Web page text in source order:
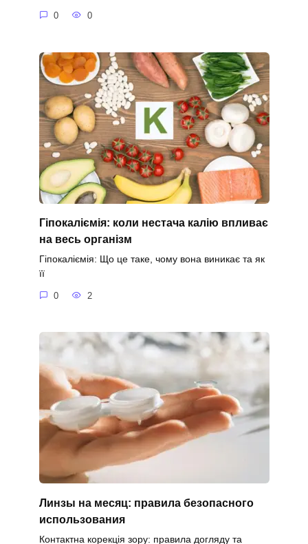
0 0
Гіпокаліємія: коли нестача калію впливає
на весь організм
Гіпокаліємія: Що це таке, чому вона виникає та як
її
0 2
Линзы на месяц: правила безопасного
использования
Контактна корекція зору: правила догляду та